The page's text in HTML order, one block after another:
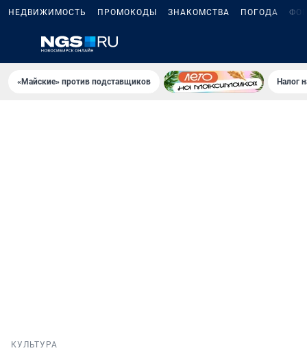
НЕДВИЖИМОСТЬ ПРОМОКОДЫ ЗНАКОМСТВА ПОГОДА
«Майские» против подставщиков Налог
КУЛЬТУРА